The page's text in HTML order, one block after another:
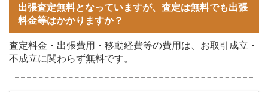
出張査定無料となっていますが、査定は無料でも出張
料金等はかかりますか？
査定料金・出張費用・移動経費等の費用は、お取引成立・
不成立に関わらず無料です。